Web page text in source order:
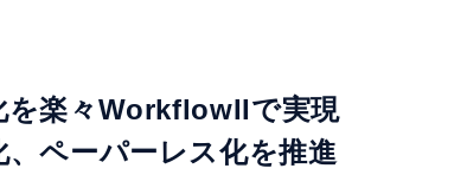
を楽々WorkflowIIで実現
ペーパーレス化を推進